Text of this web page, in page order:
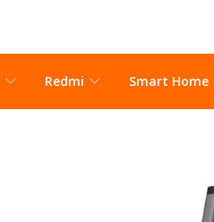
Redmi Smart Home